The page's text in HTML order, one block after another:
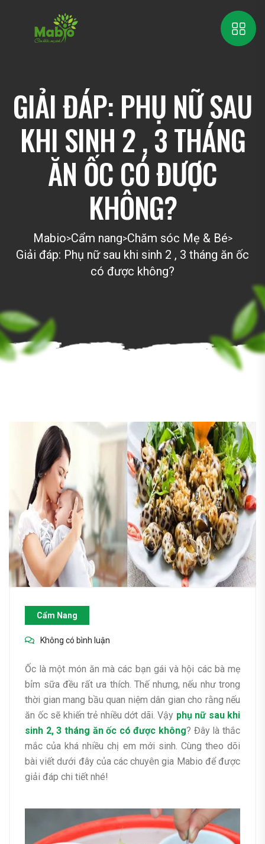
GIẢI ĐÁP: PHỤ NỮ SAU
KHI SINH 2 , 3 THÁNG
ĂN ỐC CÓ ĐƯỢC
KHÔNG?
Mabio>Cẩm nang>Chăm sóc Mẹ & Bé>
Giải đáp: Phụ nữ sau khi sinh 2 , 3 tháng ăn ốc
có được không?
Cẩm Nang
Không có bình luận
Ốc là một món ăn mà các bạn gái và hội các bà mẹ
bỉm sữa đều rất ưa thích. Thế nhưng, nếu như trong
thời gian mang bầu quan niệm dân gian cho rằng nếu
ăn ốc sẽ khiến trẻ nhiều dớt dãi. Vậy phụ nữ sau khi
sinh 2, 3 tháng ăn ốc có được không? Đây là thắc
mắc của khá nhiều chị em mới sinh. Cùng theo dõi
bài viết dưới đây của các chuyên gia Mabio để được
giải đáp chi tiết nhé!